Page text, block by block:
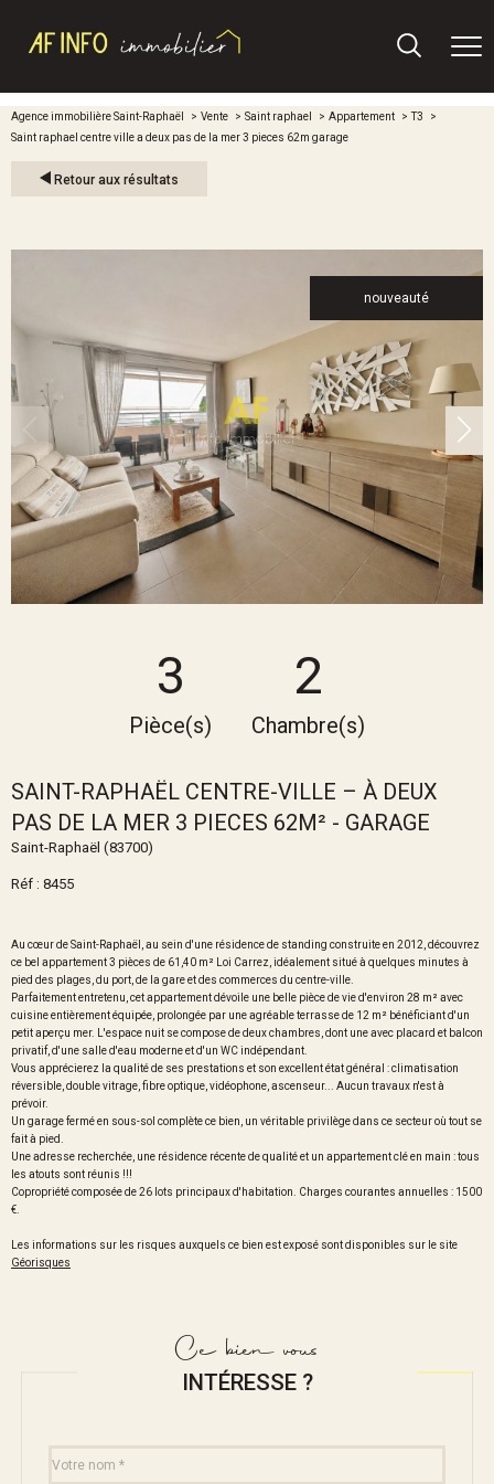
Agence immobilière Saint-Raphaël Vente Saint raphael Appartement
T3
Saint raphael centre ville a deux pas de la mer 3 pieces 62m garage
Retour aux résultats
nouveauté
3
Pièce(s)
2
Chambre(s)
SAINT-RAPHAËL CENTRE-VILLE – À DEUX
PAS DE LA MER 3 PIECES 62M² - GARAGE
Saint-Raphaël (83700)
Réf : 8455
Au cœur de Saint-Raphaël, au sein d'une résidence de standing construite en 2012, découvrez
ce bel appartement 3 pièces de 61,40 m² Loi Carrez, idéalement situé à quelques minutes à
pied des plages, du port, de la gare et des commerces du centre-ville.
Parfaitement entretenu, cet appartement dévoile une belle pièce de vie d'environ 28 m² avec
cuisine entièrement équipée, prolongée par une agréable terrasse de 12 m² bénéficiant d'un
petit aperçu mer. L'espace nuit se compose de deux chambres, dont une avec placard et balcon
privatif, d'une salle d'eau moderne et d'un WC indépendant.
Vous apprécierez la qualité de ses prestations et son excellent état général : climatisation
réversible, double vitrage, fibre optique, vidéophone, ascenseur... Aucun travaux n'est à
prévoir.
Un garage fermé en sous-sol complète ce bien, un véritable privilège dans ce secteur où tout se
fait à pied.
Une adresse recherchée, une résidence récente de qualité et un appartement clé en main : tous
les atouts sont réunis !!!
Copropriété composée de 26 lots principaux d'habitation. Charges courantes annuelles : 1500
€.
Les informations sur les risques auxquels ce bien est exposé sont disponibles sur le site
Géorisques
Ce bien vous
INTÉRESSE ?
par
*